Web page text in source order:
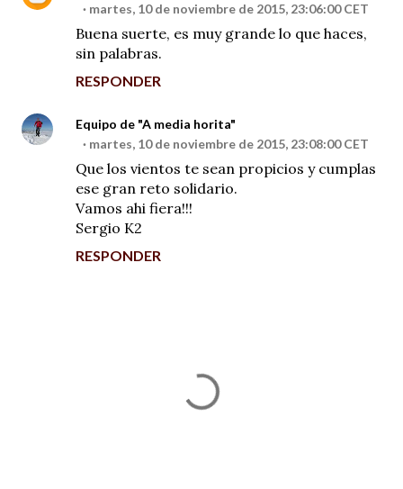
martes, 10 de noviembre de 2015, 23:06:00 CET
Buena suerte, es muy grande lo que haces,
sin palabras.
RESPONDER
Equipo de "A media horita"
martes, 10 de noviembre de 2015, 23:08:00 CET
Que los vientos te sean propicios y cumplas
ese gran reto solidario.
Vamos ahi fiera!!!
Sergio K2
RESPONDER